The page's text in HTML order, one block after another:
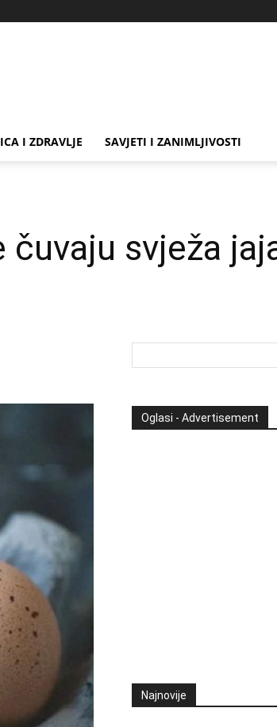
I ZDRAVLJE SAVJETI I ZANIMLJIVOSTI
svježa
Oglasi - Advertisement
Najnovije